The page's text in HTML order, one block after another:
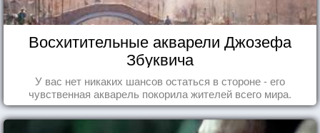
Восхитительные акварели Джозефа
Збуквича
У вас нет никаких шансов остаться в стороне - его
чувственная акварель покорила жителей всего мира.